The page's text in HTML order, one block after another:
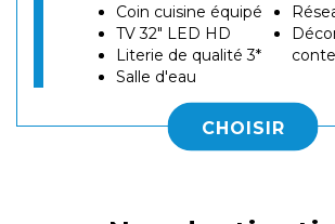
Coin cuisine équipé
TV 32" LED HD
Literie de qualité 3*
Salle d'eau
CHOISIR